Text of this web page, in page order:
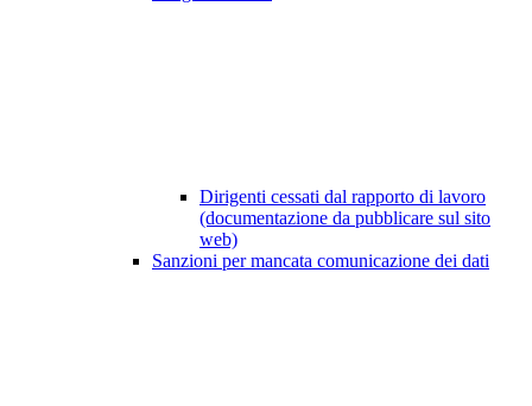
Dirigenti cessati dal rapporto di lavoro
(documentazione da pubblicare sul sito
web)
Sanzioni per mancata comunicazione dei dati